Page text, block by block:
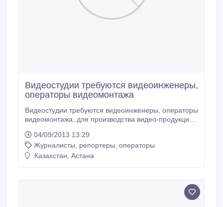
Видеостудии требуются видеоинженеры,
операторы видеомонтажа
Видеостудии требуются видеоинженеры, операторы
видеомонтажа, для производства видео-продукции
анимационные ролики). Со знанием прикладных
программ Edius, Premier Pro, Photoshop. Оплата
сдельная. Резюме направлять на электронный
04/09/2013 13:29
Журналисты, репортеры, операторы
Казахстан, Астана